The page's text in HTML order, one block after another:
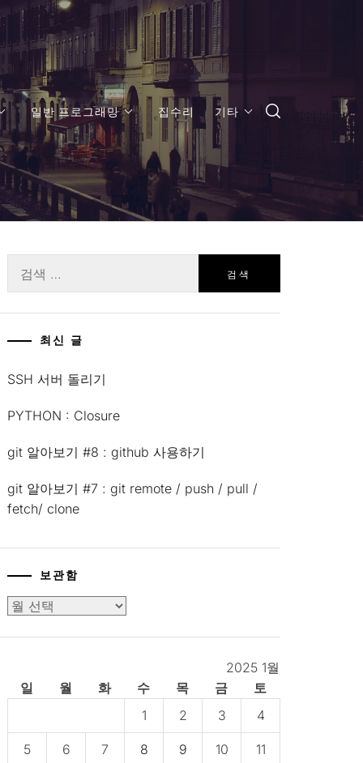
일반 프로그래밍 집수리 기타
색:
최신 글
SSH 서버 돌리기
PYTHON : Closure
git 알아보기 #8 : github 사용하기
git 알아보기 #7 : git remote / push / pull /
fetch/ clone
보관함
보
2025 1월
일
월 화 수 목 금
토
1
2 3 4
5 6 7 8 9 10 11